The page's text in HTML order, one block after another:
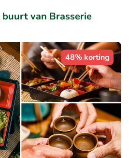
van Brasserie
48% korting